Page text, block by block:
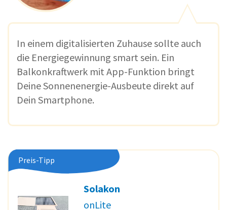
In einem digitalisierten Zuhause sollte auch
die Energiegewinnung smart sein. Ein
Balkonkraftwerk mit App-Funktion bringt
Deine Sonnenenergie-Ausbeute direkt auf
Dein Smartphone.
Preis-Tipp
Solakon
onLite